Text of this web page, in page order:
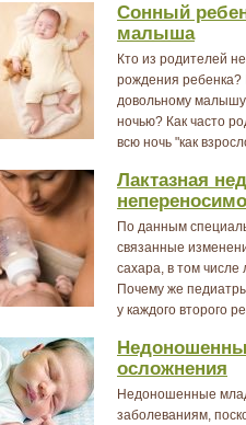
Сонный
малыша
Кто из родителей
рождения ребенка?
довольному
ночью? Как часто
всю ночь "как
Лактазная
По данным
связанные
сахара, в том
Почему же
у каждого второго
осложнения
Недоношенные
заболеваниям,